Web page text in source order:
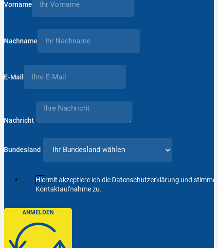
Vorname
Nachname
E-Mail
Nachricht
Bundesland
Hiermit akzeptiere ich die Datenschutzerklärung und
Kontaktaufnahme zu.
ANMELDEN